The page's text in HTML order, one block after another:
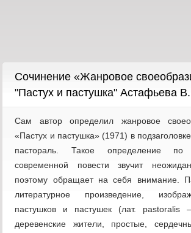
Cочинение «Жанровое
"Пастух и пастушка" Астафьева
Сам автор определил жанровое
«Пастух и пастушка» (1971) в
пастораль. Такое определение
современной повести звучит
поэтому обращает на себя внимание.
литературное произведение,
пастушков и пастушек (лат. pastoralis
деревенские жители, простые,